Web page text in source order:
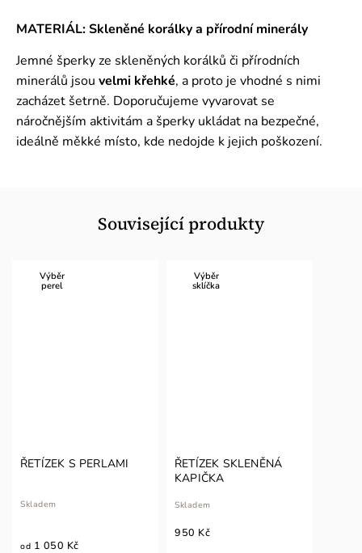
MATERIÁL: Skleněné korálky a přírodní minerály
Jemné šperky ze skleněných korálků či přírodních
minerálů jsou velmi křehké, a proto je vhodné s nimi
zacházet šetrně. Doporučujeme vyvarovat se
náročnějším aktivitám a šperky ukládat na bezpečné,
ideálně měkké místo, kde nedojde k jejich poškození.
Související produkty
Výběr
perel
ŘETÍZEK S PERLAMI
Skladem
od 1 050 Kč
Výběr
sklíčka
ŘETÍZEK SKLENĚNÁ
KAPIČKA
Skladem
950 Kč